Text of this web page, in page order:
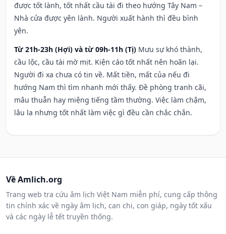
được tốt lành, tốt nhất cầu tài đi theo hướng Tây Nam –
Nhà cửa được yên lành. Người xuất hành thì đều bình
yên.
Từ 21h-23h (Hợi) và từ 09h-11h (Tị) Mưu sự khó thành,
cầu lộc, cầu tài mờ mịt. Kiện cáo tốt nhất nên hoãn lại.
Người đi xa chưa có tin về. Mất tiền, mất của nếu đi
hướng Nam thì tìm nhanh mới thấy. Đề phòng tranh cãi,
mâu thuẫn hay miệng tiếng tầm thường. Việc làm chậm,
lâu la nhưng tốt nhất làm việc gì đều cần chắc chắn.
Về Amlich.org
Trang web tra cứu âm lịch Việt Nam miễn phí, cung cấp thông
tin chính xác về ngày âm lịch, can chi, con giáp, ngày tốt xấu
và các ngày lễ tết truyền thống.